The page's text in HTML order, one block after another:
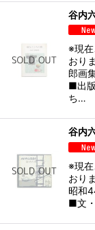
谷内
※現
おり
郎画
■出
ち…
谷内
※現
おり
昭和
■文